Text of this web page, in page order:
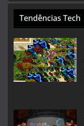
Tendências Tech